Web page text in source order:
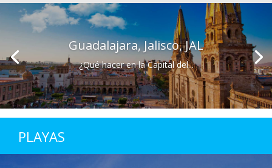
Guadalajara, Jalisco, JAL
¿Qué hacer en la Capital del...
PLAYAS